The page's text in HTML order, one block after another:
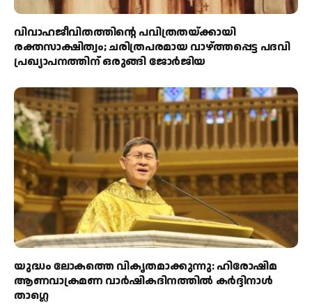
വിവാഹജീവിതത്തിന്റെ പവിത്രതയ്ക്കായി
രക്തസാക്ഷിത്വം; ചരിത്രപരമായ വാഴ്ത്തപ്പെട്ട പദവി
പ്രഖ്യാപനത്തിന് ഒരുങ്ങി ജോര്‍ജിയ
യുദ്ധം ലോകത്തെ വികൃതമാക്കുന്നു: ഹിരോഷിമ
ആണവാക്രമണ വാർഷികദിനത്തിൽ കർദ്ദിനാൾ
താഗ്ലെ